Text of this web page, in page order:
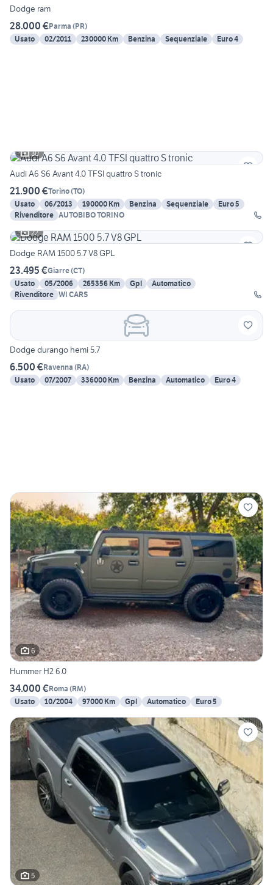
Dodge ram
28.000 €Parma (PR)
Usato
02/2011 230000 Km Benzina Sequenziale Euro 4
30
Audi A6 S6 Avant 4.0 TFSI quattro S tronic
21.900 €Torino(TO)
Usato
06/2013 190000 Km Benzina Sequenziale
Euro 5
Rivenditore AUTOBIBO TORINO
22
Dodge RAM 1500 5.7 V8 GPL
23.495 €Giarre(CT)
Usato
05/2006 265356 Km Gpl
Automatico
Rivenditore WI CARS
Dodge durango hemi 5.7
6.500 €Ravenna (RA)
Usato
07/2007 336000 Km Benzina Automatico Euro 4
6
Hummer H2 6.0
34.000 €Roma (RM)
Usato
10/2004 97000 Km Gpl Automatico Euro 5
5